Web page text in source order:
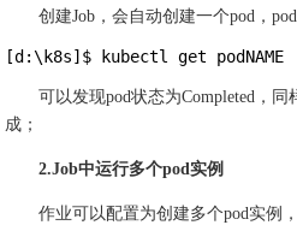
创建Job，会自动创建一个pod，
[d:\k8s]$ kubectl get
可以发现pod状态为Completed，
成；
2.Job中运行多个pod实例
作业可以配置为创建多个pod实例